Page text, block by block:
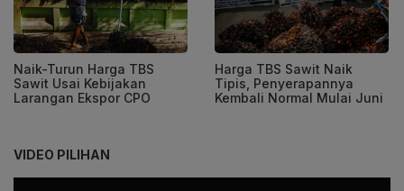
Naik-Turun Harga TBS
Sawit Usai Kebijakan
Larangan Ekspor CPO
Harga TBS Sawit Naik
Tipis, Penyerapannya
Kembali Normal Mulai Juni
VIDEO PILIHAN